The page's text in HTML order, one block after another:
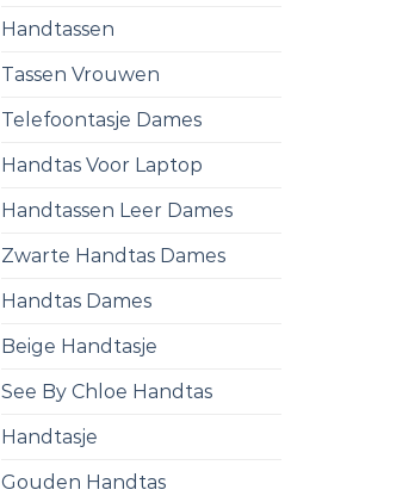
Handtassen
Tassen Vrouwen
Telefoontasje Dames
Handtas Voor Laptop
Handtassen Leer Dames
Zwarte Handtas Dames
Handtas Dames
Beige Handtasje
See By Chloe Handtas
Handtasje
Gouden Handtas